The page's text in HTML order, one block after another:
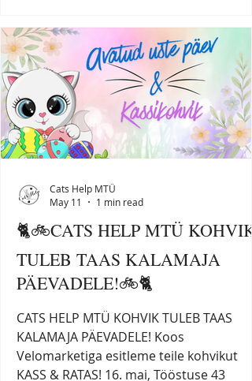
krõbekanaburger ja üllatus kalaburger.
Priske ja maitsev kanawrap Laste lemmik
— krõbedad friikartulid kastmega Elaval
tulel grillitud šašlõkk salati ja värske
kartuliga Värske suitsukala Grillitud lõhe
Galina kuulus ka
🐈🚲CATS HELP MTÜ KOHVIK
TULEB TAAS KALAMAJA
PÄEVADELE!🚲🐈
CATS HELP MTÜ KOHVIK TULEB TAAS
KALAMAJA PÄEVADELE! Koos
Velomarketiga esitleme teile kohvikut
KASS & RATAS! 16. mai, Tööstuse 43
Cats Help MTÜ
May 11
1 min read